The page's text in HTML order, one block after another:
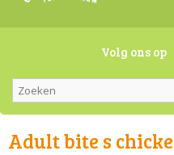
Volg ons op
Adult bite s